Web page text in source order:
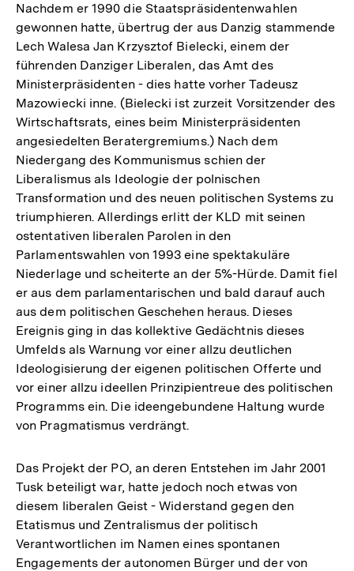
Nachdem er 1990 die Staatspräsidentenwahlen
gewonnen hatte, übertrug der aus Danzig stammende
Lech Walesa Jan Krzysztof Bielecki, einem der
führenden Danziger Liberalen, das Amt des
Ministerpräsidenten - dies hatte vorher Tadeusz
Mazowiecki inne. (Bielecki ist zurzeit Vorsitzender des
Wirtschaftsrats, eines beim Ministerpräsidenten
angesiedelten Beratergremiums.) Nach dem
Niedergang des Kommunismus schien der
Liberalismus als Ideologie der polnischen
Transformation und des neuen politischen Systems zu
triumphieren. Allerdings erlitt der KLD mit seinen
ostentativen liberalen Parolen in den
Parlamentswahlen von 1993 eine spektakuläre
Niederlage und scheiterte an der 5%-Hürde. Damit fiel
er aus dem parlamentarischen und bald darauf auch
aus dem politischen Geschehen heraus. Dieses
Ereignis ging in das kollektive Gedächtnis dieses
Umfelds als Warnung vor einer allzu deutlichen
Ideologisierung der eigenen politischen Offerte und
vor einer allzu ideellen Prinzipientreue des politischen
Programms ein. Die ideengebundene Haltung wurde
von Pragmatismus verdrängt.
Das Projekt der PO, an deren Entstehen im Jahr 2001
Tusk beteiligt war, hatte jedoch noch etwas von
diesem liberalen Geist - Widerstand gegen den
Etatismus und Zentralismus der politisch
Verantwortlichen im Namen eines spontanen
Engagements der autonomen Bürger und der von